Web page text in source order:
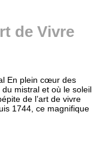
de Vivre
En plein cœur des
mistral et où le soleil
de l’art de vivre
1744, ce magnifique